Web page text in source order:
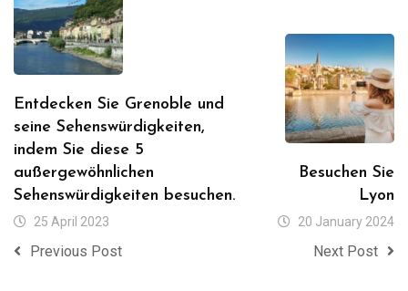
Entdecken Sie Grenoble und
seine Sehenswürdigkeiten,
indem Sie diese 5
außergewöhnlichen
Sehenswürdigkeiten besuchen.
25 April 2023
Previous Post
Besuchen Sie
Lyon
20 January 2024
Next Post